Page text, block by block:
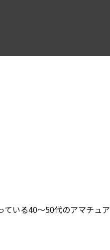
ている40～50代のアマチュア